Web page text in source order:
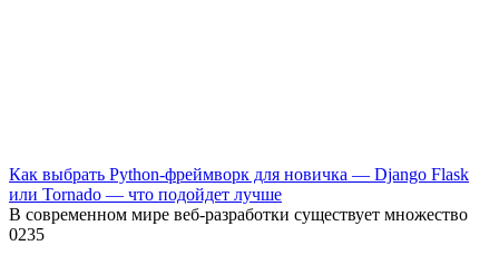
Как выбрать Python-фреймворк для новичка — Django Flask
или Tornado — что подойдет лучше
В современном мире веб-разработки существует множество
0235